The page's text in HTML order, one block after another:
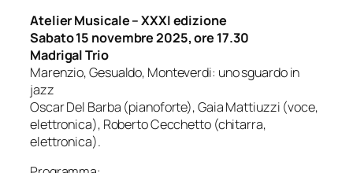
Atelier Musicale – XXXI edizione
Sabato 15 novembre 2025, ore 17.30
Madrigal Trio
Marenzio, Gesualdo, Monteverdi: uno sguardo in
jazz
Oscar Del Barba (pianoforte), Gaia Mattiuzzi (voce,
elettronica), Roberto Cecchetto (chitarra,
elettronica).